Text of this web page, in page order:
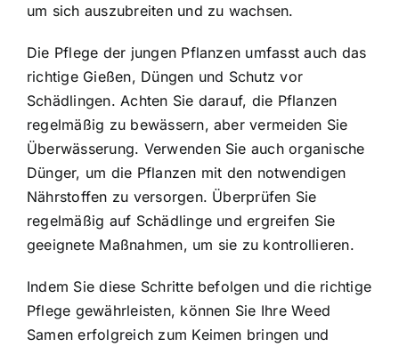
um sich auszubreiten und zu wachsen.
Die Pflege der jungen Pflanzen umfasst auch das
richtige Gießen, Düngen und Schutz vor
Schädlingen. Achten Sie darauf, die Pflanzen
regelmäßig zu bewässern, aber vermeiden Sie
Überwässerung. Verwenden Sie auch organische
Dünger, um die Pflanzen mit den notwendigen
Nährstoffen zu versorgen. Überprüfen Sie
regelmäßig auf Schädlinge und ergreifen Sie
geeignete Maßnahmen, um sie zu kontrollieren.
Indem Sie diese Schritte befolgen und die richtige
Pflege gewährleisten, können Sie Ihre Weed
Samen erfolgreich zum Keimen bringen und